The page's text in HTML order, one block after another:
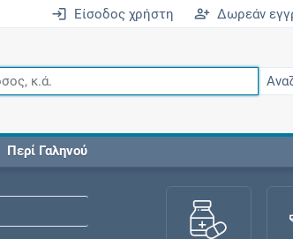
Είσοδος χρήστη Δωρεάν
Περί Γαληνού